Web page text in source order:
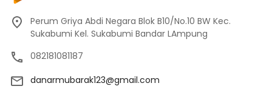
Perum Griya Abdi Negara Blok B10/No.10 BW Kec.
Sukabumi Kel. Sukabumi Bandar LAmpung
082181081187
danarmubarak123@gmail.com